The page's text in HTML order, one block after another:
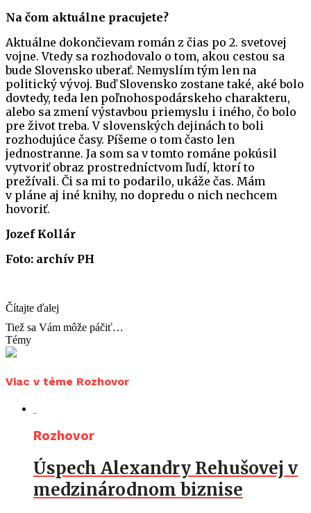
Na čom aktuálne pracujete?
Aktuálne dokončievam román z čias po 2. svetovej
vojne. Vtedy sa rozhodovalo o tom, akou cestou sa
bude Slovensko uberať. Nemyslím tým len na
politický vývoj. Buď Slovensko zostane také, aké bolo
dovtedy, teda len poľnohospodárskeho charakteru,
alebo sa zmení výstavbou priemyslu i iného, čo bolo
pre život treba. V slovenských dejinách to boli
rozhodujúce časy. Píšeme o tom často len
jednostranne. Ja som sa v tomto románe pokúsil
vytvoriť obraz prostredníctvom ľudí, ktorí to
prežívali. Či sa mi to podarilo, ukáže čas. Mám
v pláne aj iné knihy, no dopredu o nich nechcem
hovoriť.
Jozef Kollár
Foto: archív PH
Čítajte ďalej
Tiež sa Vám môže páčiť…
Témy
Viac v téme Rozhovor
Rozhovor
Úspech Alexandry Rehušovej v
medzinárodnom biznise